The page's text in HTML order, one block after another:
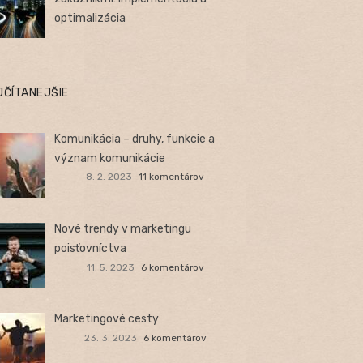
optimalizácia
Komunikácia – druhy, funkcie a
význam komunikácie
8. 2. 2023 11 komentárov
Nové trendy v marketingu
poisťovníctva
11. 5. 2023 6 komentárov
Marketingové cesty
23. 3. 2023 6 komentárov